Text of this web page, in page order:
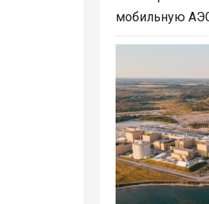
мобильную